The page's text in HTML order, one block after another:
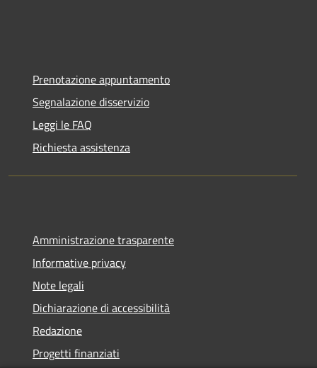
Prenotazione appuntamento
Segnalazione disservizio
Leggi le FAQ
Richiesta assistenza
Amministrazione trasparente
Informative privacy
Note legali
Dichiarazione di accessibilità
Redazione
Progetti finanziati